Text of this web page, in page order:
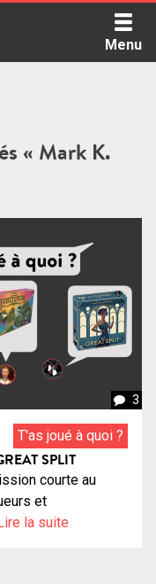
Menu
« Mark K.
3
T'as joué à quoi ?
SPLIT
courte au
et
la suite